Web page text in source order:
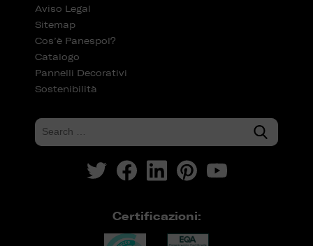
Aviso Legal
Sitemap
Cos’è Panespol?
Catalogo
Pannelli Decorativi
Sostenibilità
Certificazioni: